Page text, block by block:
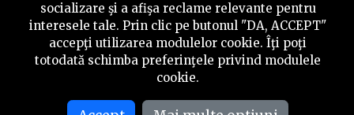
RSSNewslettere Despre noi Politica editorială
Politica de verificare a conținutuluiContact
socializare şi a afişa reclame relevante pentru
interesele tale. Prin clic pe butonul "DA, ACCEPT"
accepţi utilizarea modulelor cookie. Îţi poţi
totodată schimba preferinţele privind modulele
cookie.